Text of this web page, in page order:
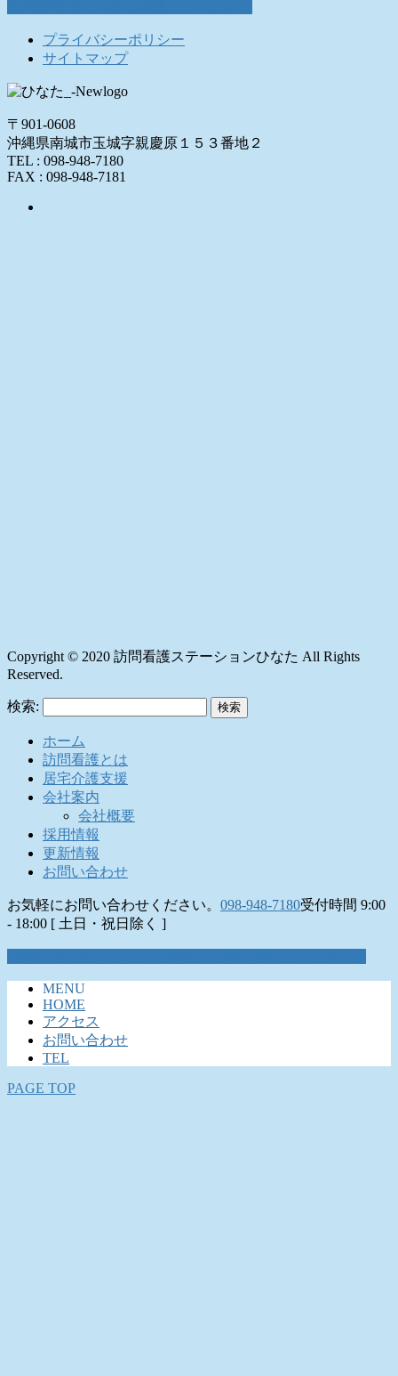
プライバシーポリシー
サイトマップ
〒901-0608
沖縄県南城市玉城字親慶原１５３番地２
TEL : 098-948-7180
FAX : 098-948-7181
Copyright © 2020 訪問看護ステーションひなた All Rights
Reserved.
検索:
ホーム
訪問看護とは
居宅介護支援
会社案内
会社概要
採用情報
更新情報
お問い合わせ
お気軽にお問い合わせください。 098-948-7180受付時間 9:00
- 18:00 [ 土日・祝日除く ]
MENU
HOME
アクセス
お問い合わせ
TEL
PAGE TOP